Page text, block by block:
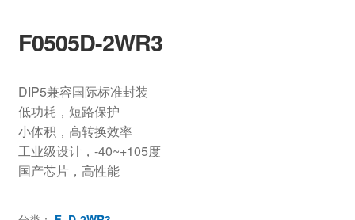
F0505D-2WR3
DIP5兼容国际标准封装
低功耗，短路保护
小体积，高转换效率
工业级设计，-40~+105度
国产芯片，高性能